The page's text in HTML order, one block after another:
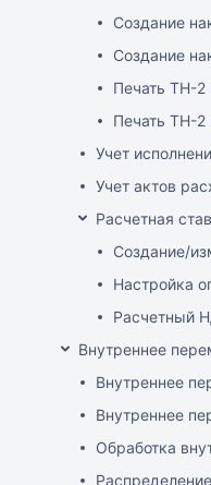
Создание
Создание
Печать ТН-2
Печать ТН-2
Учет
Учет актов
Расчетная
Создание/
Настройка
Расчетный
Внутреннее
Внутреннее
Внутреннее
Обработка